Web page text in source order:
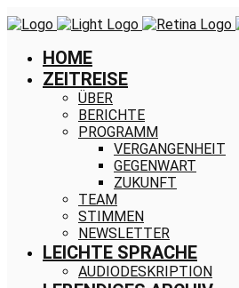
HOME
ZEITREISE
ÜBER
BERICHTE
PROGRAMM
VERGANGENHEIT
GEGENWART
ZUKUNFT
TEAM
STIMMEN
NEWSLETTER
LEICHTE SPRACHE
AUDIODESKRIPTION